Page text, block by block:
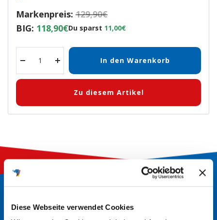
Diese Webseite verwendet Cookies
Markenpreis: 129,90€
BIG: 118,90€Du sparst 11,00€
Menge
verringern
Menge
erhöhen
In den Warenkorb
Zu diesem Artikel
So finden Sie die richtige